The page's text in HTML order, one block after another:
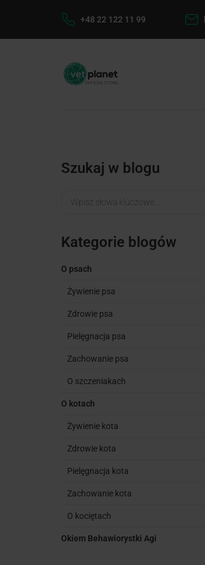
+48 22 122 11 99
Szukaj w blogu
Kategorie blogów
O psach
Żywienie psa
Zdrowie psa
Pielęgnacja psa
Zachowanie psa
O szczeniakach
O kotach
Żywienie kota
Zdrowie kota
Pielęgnacja kota
Zachowanie kota
O kociętach
Okiem Behawiorystki Agi